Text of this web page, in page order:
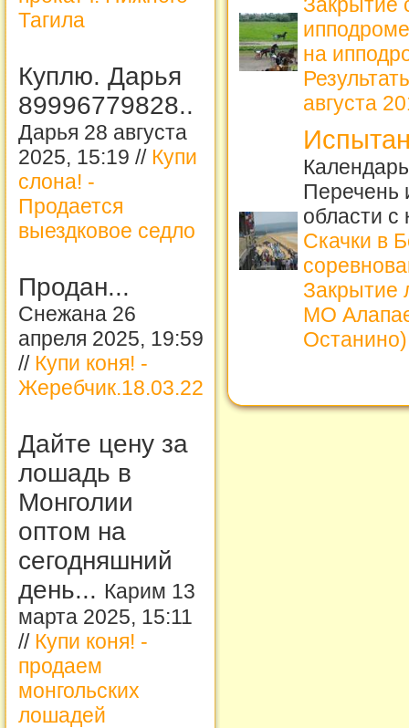
Тагила
Куплю. Дарья
89996779828..
Дарья 28 августа
2025, 15:19 // Купи
слона! -
Продается
выездковое седло
Продан...
Снежана 26
апреля 2025, 19:59
// Купи коня! -
Жеребчик.18.03.22
Дайте цену за
лошадь в
Монголии
оптом на
сегодняшний
день... Карим 13
марта 2025, 15:11
// Купи коня! -
продаем
монгольских
лошадей
Закрытие
ипподроме
на
августа
Перечень
области с
Скачки в
Закрытие
МО
Останино)